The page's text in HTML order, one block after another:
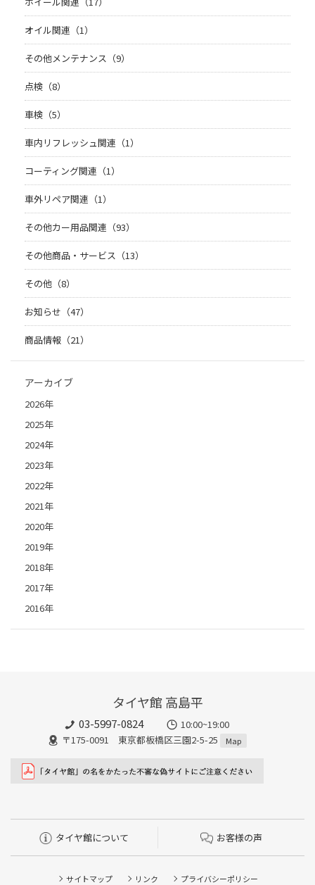
オイル関連（1）
その他メンテナンス（9）
点検（8）
車検（5）
車内リフレッシュ関連（1）
コーティング関連（1）
車外リペア関連（1）
その他カー用品関連（93）
その他商品・サービス（13）
その他（8）
お知らせ（47）
商品情報（21）
アーカイブ
2026年
2025年
2024年
2023年
2022年
2021年
2020年
2019年
2018年
2017年
2016年
タイヤ館 高島平
03-5997-0824
10:00~19:00
〒175-0091 東京都板橋区三園2-5-25
Map
タイヤ館について お客様の声
サイトマップ リンク プライバシーポリシー